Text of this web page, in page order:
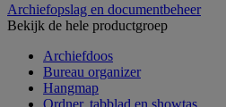
Archiefopslag en documentbeheer
Bekijk de hele productgroep
Archiefdoos
Bureau organizer
Hangmap
Ordner, tabblad en showtas